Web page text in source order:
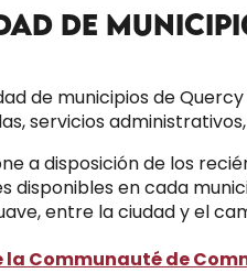
DE
de municipios de
servicios
a disposición de los
disponibles en cada
entre la ciudad y el
la Communauté de